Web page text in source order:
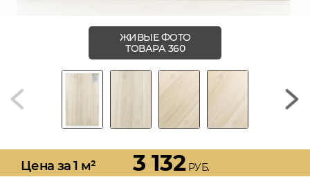
ЖИВЫЕ ФОТО
ТОВАРА 360
Цена за 1 м² 3 132РУБ.